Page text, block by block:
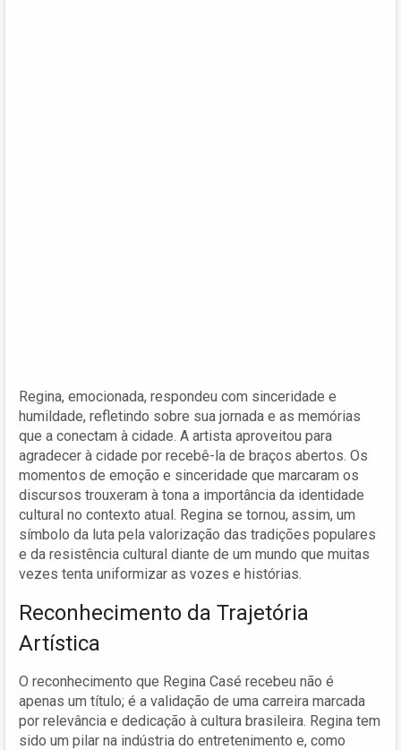
Regina, emocionada, respondeu com sinceridade e
humildade, refletindo sobre sua jornada e as memórias
que a conectam à cidade. A artista aproveitou para
agradecer à cidade por recebê-la de braços abertos. Os
momentos de emoção e sinceridade que marcaram os
discursos trouxeram à tona a importância da identidade
cultural no contexto atual. Regina se tornou, assim, um
símbolo da luta pela valorização das tradições populares
e da resistência cultural diante de um mundo que muitas
vezes tenta uniformizar as vozes e histórias.
Reconhecimento da Trajetória
Artística
O reconhecimento que Regina Casé recebeu não é
apenas um título; é a validação de uma carreira marcada
por relevância e dedicação à cultura brasileira. Regina tem
sido um pilar na indústria do entretenimento e, como